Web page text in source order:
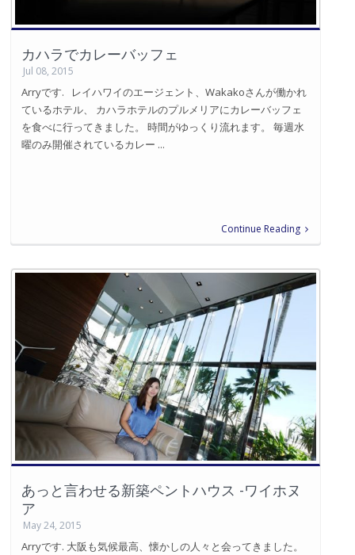
カハラでカレーバッフェ
Jul 08, 2015
Arryです. レイハワイのエージェント、Wakakoさんが働かれ
ているホテル、 カハラホテルのプルメリアにカレーバッフェ
を食べに行ってきました。 時間がゆっくり流れます。 毎週水
曜のみ開催されているカレー ...
Continue Reading
あっと言わせる新築ペントハウス -ワイホヌ
ア
May 24, 2015
Arryです. 大阪も気候最高、懐かしの人々と会ってきました。